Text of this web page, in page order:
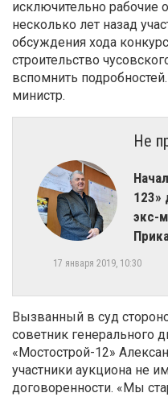
исключительно
несколько лет назад
обсуждения хода
строительство
вспомнить
министр.
Не
123»
экс-
17 января 2019, 10:30
Вызванный в суд
советник генерального
«Мостострой-12»
участники аукциона не
договоренности. «Мы